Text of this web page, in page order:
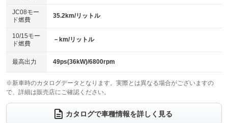
電動格納ミラー
：装備なし
：装備なし
パワーシート
ベンチシート
：装備なし
チップアップシート
：装備なし
：装備なし ：装備なし
ウォークスルー
：装備なし
電動リアゲート フロントカメラ
：装備なし
JC08モー
ド燃費
35.2km/リットル
10/15モー
ド燃費
－km/リットル
最高出力 49ps(36kW)/6800rpm
※新車時のカタログデータとなります。実際とは異なる場合がございますの
で、詳細は販売店にご確認ください。
カタログで車種情報を詳しく見る